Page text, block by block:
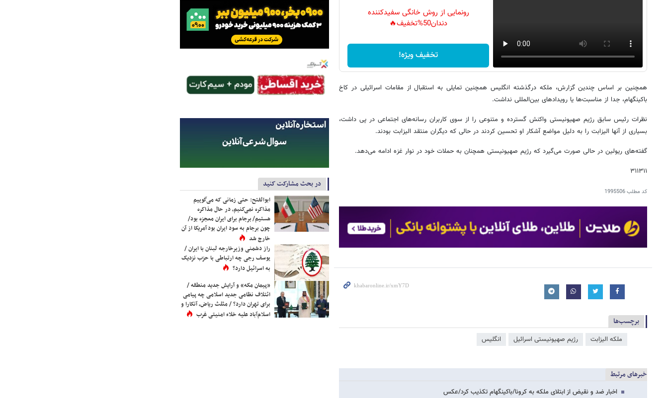
رونمایی از روش خانگی سفیدکننده
دندان50%تخفیف🔥
تخفیف ویژه!
همچنین بر اساس چندین گزارش، ملکه درگذشته انگلیس همچنین تمایلی به استقبال از مقامات اسرائیلی در کاخ
باکینگهام، جدا از مناسبت‌ها یا رویدادهای بین‌المللی نداشت.
نظرات رئیس سابق رژیم صهیونیستی واکنش گسترده و متنوعی را از سوی کاربران رسانه‌های اجتماعی در پی داشت،
بسیاری از آنها الیزابت را به دلیل مواضع آشکار او تحسین کردند در حالی که دیگران منتقد الیزابت بودند.
گفته‌های ریولین در حالی صورت می‌گیرد که رژیم صهیونیستی همچنان به حملات خود در نوار غزه ادامه می‌دهد.
۳۱۱۳۱۱
کد مطلب1995506
برچسب‌ها
ملکه الیزابت رژیم صهیونیستی اسرائیل انگلیس
خبرهای مرتبط
اخبار ضد و نقیض از ابتلای ملکه به کرونا/باکینگهام تکذیب کرد/عکس
در بحث مشارکت کنید
ابوالفتح: حتی زمانی که می‌گوییم
مذاکره نمی‌کنیم، در حال مذاکره
هستیم/ برجام برای ایران معجزه بود/
چون برجام به سود ایران بود آمریکا از آن
خارج شد
راز دشمنی وزیرخارجه لبنان با ایران /
یوسف رجی چه ارتباطی با حزب نزدیک
به اسرائیل دارد؟
«پیمان مکه» و آرایش جدید منطقه /
ائتلاف نظامی جدید اسلامی چه پیامی
برای تهران دارد؟ / مثلث ریاض، آنکارا و
اسلام‌آباد علیه خلاء امنیتی غرب